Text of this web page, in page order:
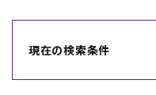
現在の検索条件